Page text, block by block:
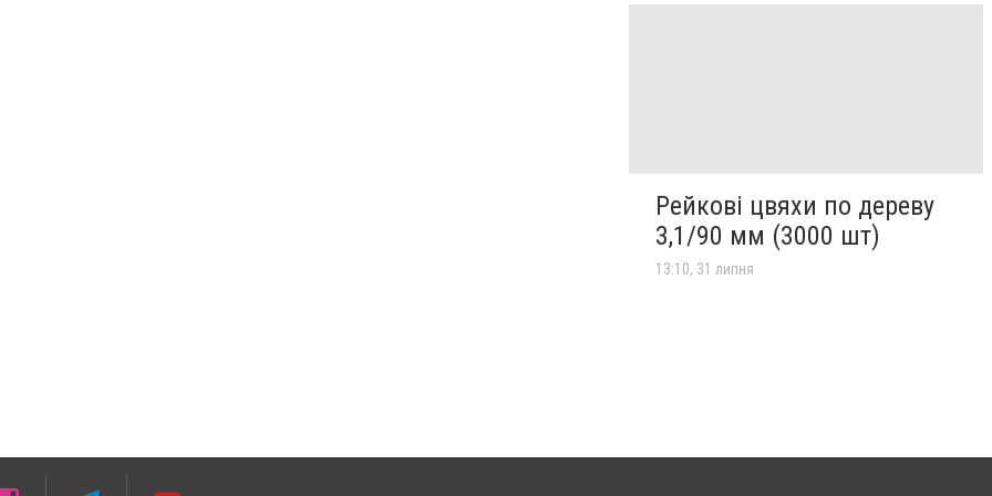
Рейкові цвяхи по дереву
3,1/90 мм (3000 шт)
13:10, 31 липня